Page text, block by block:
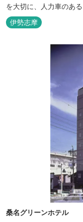
を大切に、人力車のあ
て、抜群の眺めが自慢
つのお風呂のうち、五
伊勢志摩
桑名グリーンホテル